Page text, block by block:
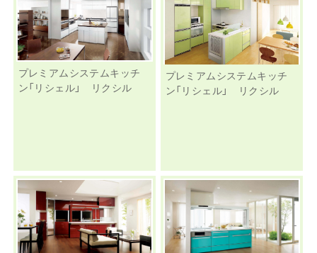
プレミアムシステムキッチ
ン「リシェル」 リクシル
プレミアムシステムキッチ
ン「リシェル」 リクシル